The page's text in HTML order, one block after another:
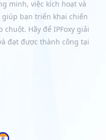
minh, việc kích hoạt và
bạn triển khai chiến
Hãy để IPFoxy giải
đạt được thành công tại